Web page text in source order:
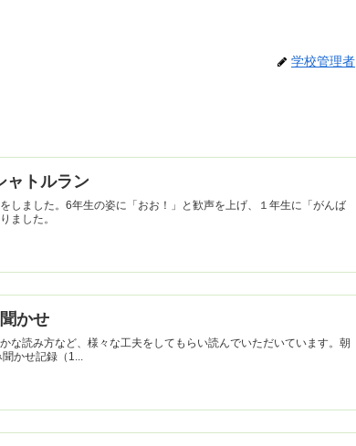
学校管理者
トルラン
しました。6年生の姿に「おお！」と歓声を上げ、１年生に「がんば
ました。
かせ
な読み方など、様々な工夫をしてもらい読んでいただいています。朝
間を過ごせています。 読み聞かせ記録（1...